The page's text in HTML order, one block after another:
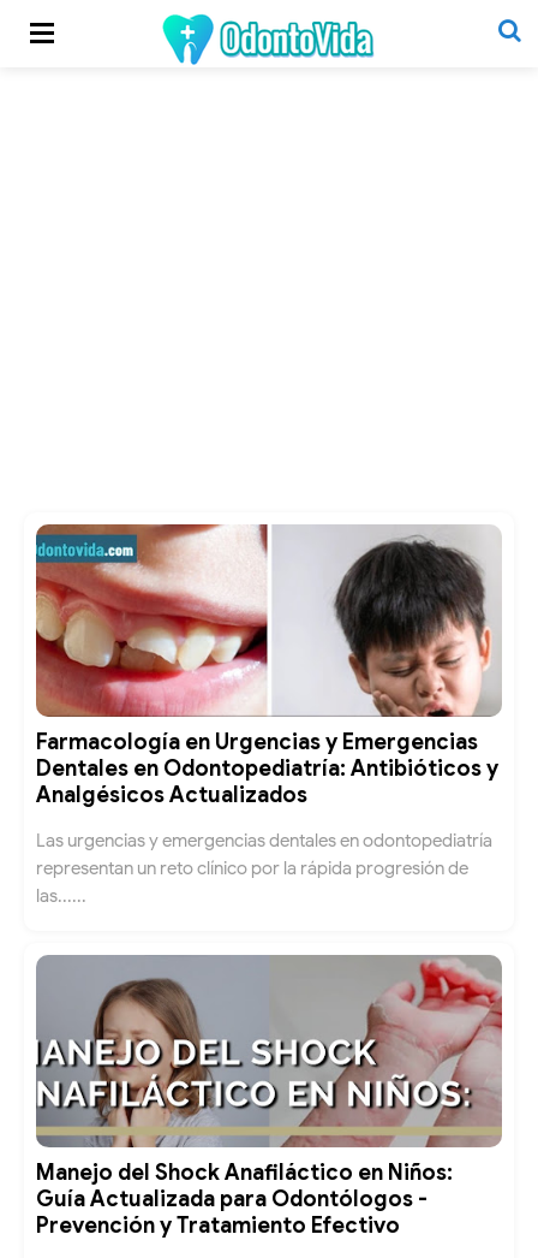
Farmacología en Urgencias y Emergencias
Dentales en Odontopediatría: Antibióticos y
Analgésicos Actualizados
Las urgencias y emergencias dentales en odontopediatría
representan un reto clínico por la rápida progresión de
las......
Manejo del Shock Anafiláctico en Niños:
Guía Actualizada para Odontólogos -
Prevención y Tratamiento Efectivo